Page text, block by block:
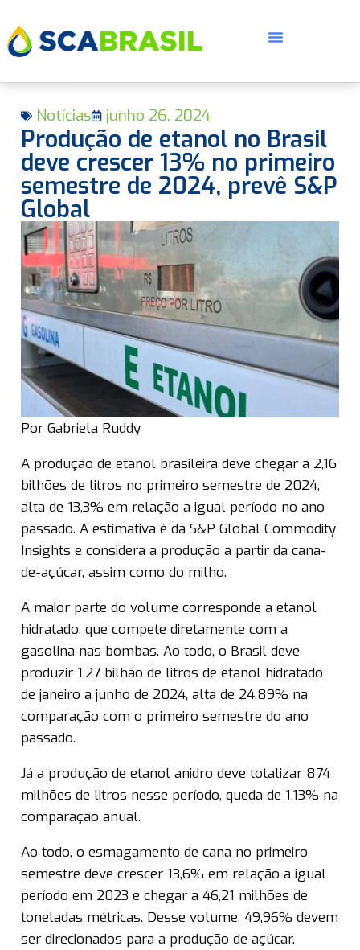
Notícias junho 26, 2024
Produção de etanol no Brasil
deve crescer 13% no primeiro
semestre de 2024, prevê S&P
Global
Por Gabriela Ruddy
A produção de etanol brasileira deve chegar a 2,16
bilhões de litros no primeiro semestre de 2024,
alta de 13,3% em relação a igual período no ano
passado. A estimativa é da S&P Global Commodity
Insights e considera a produção a partir da cana-
de-açúcar, assim como do milho.
A maior parte do volume corresponde a etanol
hidratado, que compete diretamente com a
gasolina nas bombas. Ao todo, o Brasil deve
produzir 1,27 bilhão de litros de etanol hidratado
de janeiro a junho de 2024, alta de 24,89% na
comparação com o primeiro semestre do ano
passado.
Já a produção de etanol anidro deve totalizar 874
milhões de litros nesse período, queda de 1,13% na
comparação anual.
Ao todo, o esmagamento de cana no primeiro
semestre deve crescer 13,6% em relação a igual
período em 2023 e chegar a 46,21 milhões de
toneladas métricas. Desse volume, 49,96% devem
ser direcionados para a produção de açúcar.